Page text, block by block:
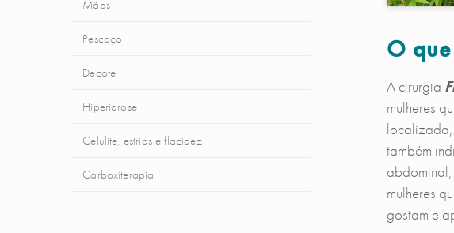
Mãos
Pescoço
Decote
Hiperidrose
Celulite, estrias e flacidez
Carboxiterapia
O
A cirurgia
mulheres
localizada,
também
mulheres
gostam e